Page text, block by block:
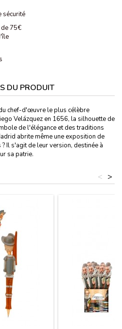
sécurité
75€
DU PRODUIT
chef-d'œuvre le plus célèbre
Velázquez en 1656, la silhouette de
de l'élégance et des traditions
abrite même une exposition de
Il s'agit de leur version, destinée à
sa patrie.
>
<